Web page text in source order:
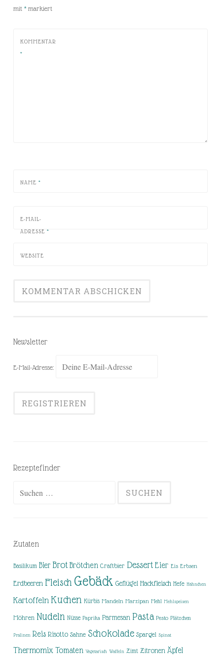
mit *markiert
KOMMENTAR
*
NAME *
E-MAIL-
ADRESSE *
WEBSITE
Newsletter
E-Mail-Adresse:
Rezeptefinder
Zutaten
Basilikum Bier Brot Brötchen Craftbier Dessert Eier Eis Erbsen
Erdbeeren Fleisch Gebäck Geflügel Hackfleisch Hefe Hähnchen
Kartoffeln Kuchen Kürbis Mandeln Marzipan Mehl Mehlspeisen
Möhren Nudeln Nüsse Paprika Parmesan Pasta Pesto Plätzchen
Pralinen Reis Risotto Sahne Schokolade Spargel Spinat
Thermomix Tomaten Vegetarisch Waffeln Zimt Zitronen Äpfel